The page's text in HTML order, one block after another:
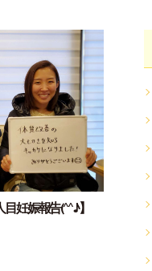
妊娠報告(^^♪】